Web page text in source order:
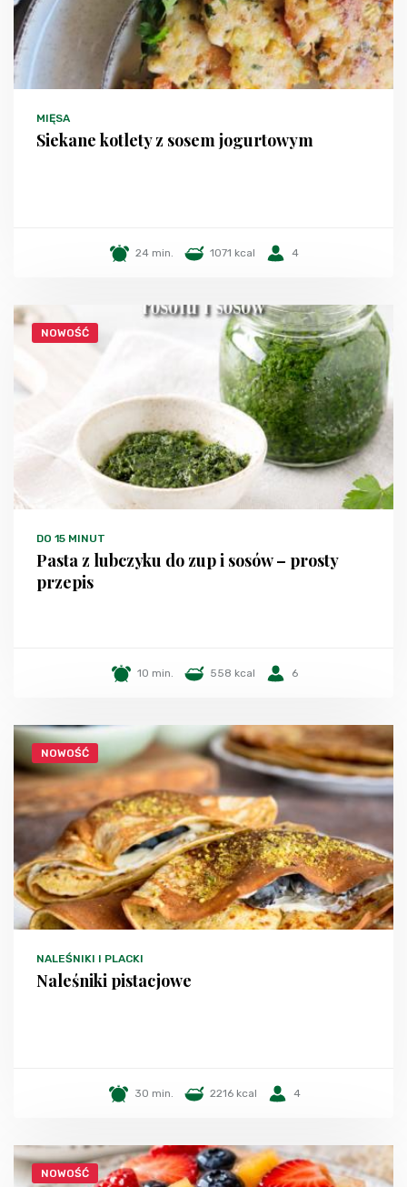
MIĘSA
Siekane kotlety z sosem jogurtowym
24 min. 1071 kcal 4
NOWOŚĆ
DO 15 MINUT
Pasta z lubczyku do zup i sosów – prosty
przepis
10 min. 558 kcal 6
NOWOŚĆ
NALEŚNIKI I PLACKI
Naleśniki pistacjowe
30 min. 2216 kcal 4
NOWOŚĆ